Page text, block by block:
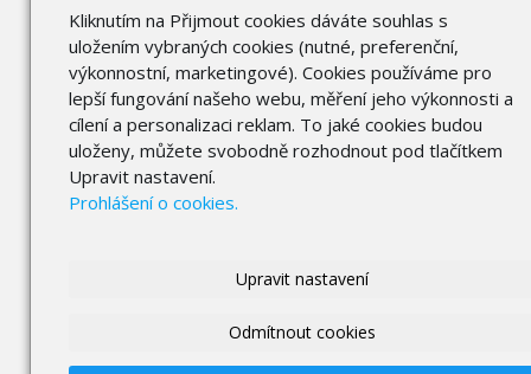
Kliknutím na Přijmout cookies dáváte souhlas s
uložením vybraných cookies (nutné, preferenční,
výkonnostní, marketingové). Cookies používáme pro
lepší fungování našeho webu, měření jeho výkonnosti a
cílení a personalizaci reklam. To jaké cookies budou
uloženy, můžete svobodně rozhodnout pod tlačítkem
Upravit nastavení.
Prohlášení o cookies.
Upravit nastavení
Odmítnout cookies